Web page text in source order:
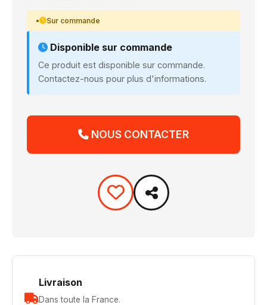
Sur commande
Disponible sur commande
Ce produit est disponible sur commande.
Contactez-nous pour plus d'informations.
NOUS CONTACTER
Livraison
Dans toute la France.